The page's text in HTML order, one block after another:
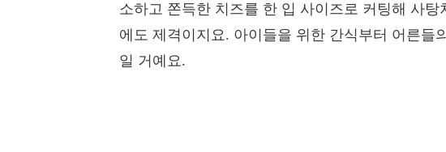
소하고 쫀득한 치즈를 한 입 사이즈로 커팅해 사
에도 제격이지요. 아이들을 위한 간식부터 어른
일 거예요.